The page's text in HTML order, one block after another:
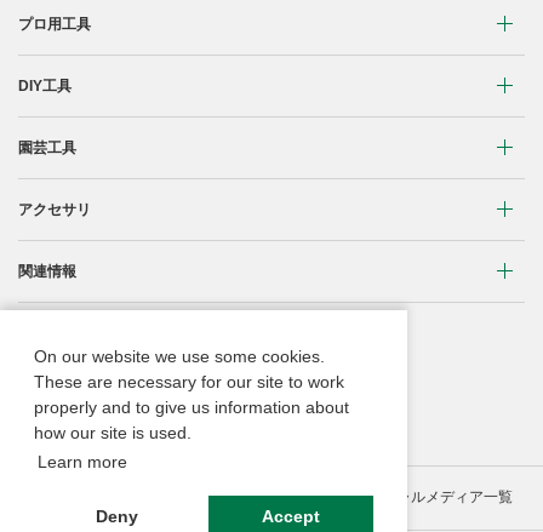
プロ用工具
リチウムイオンコードレス製品
ブラシレスモーター搭載製品
締付け・穴あけ
研削
研磨
ブロワ
クリーナー・集じん
切断・圧着
DIY工具
穴あけ・締付け
清掃・吹き飛ばし
切断・切削
園芸工具
植木バリカン
芝刈機
チェンソー
ブロワ
アクセサリ
締付け・穴あけ・ハツリ用
研削用
集じん・エアダスタ用
切断・曲げ・圧着用
釘打機・エア工具用
関連情報
振動3軸合成値について
ACブラシレスモーター
リチウムイオン電池互換一覧
取扱説明書
Webカタログ
個人情報保護ポリシー ソーシャルメディア一覧
On our website we use some cookies.
These are necessary for our site to work
properly and to give us information about
how our site is used.
Learn more
Deny Accept